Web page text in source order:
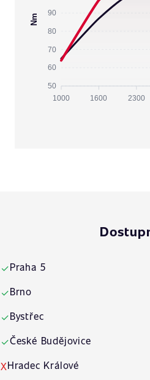
90
80
70
60
50
Nm
1000 1600 2300
✓Praha 5
✓Brno
✓Bystřec
✓České Budějovice
XHradec Králové